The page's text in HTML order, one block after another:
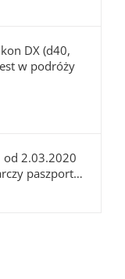
DX (d40,
w podróży
od 2.03.2020
paszport…